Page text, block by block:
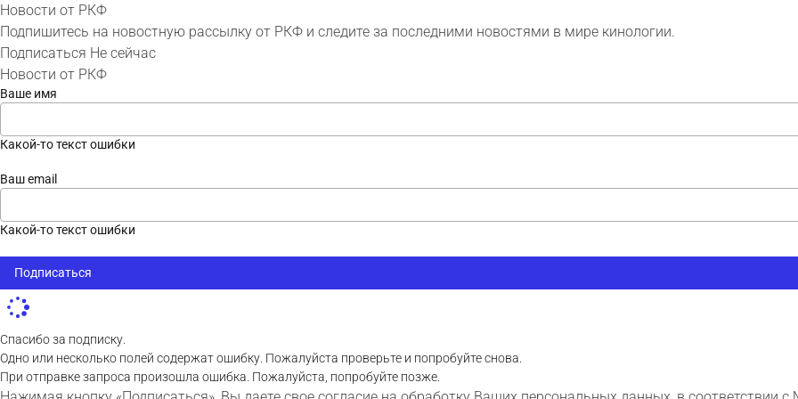
Новости от РКФ
Подпишитесь на новостную рассылку от РКФ и следите за последними новостями в мире кинологии.
Подписаться Не сейчас
Новости от РКФ
Ваше имя
Какой-то текст ошибки
Ваш email
Какой-то текст ошибки
Подписаться
Спасибо за подписку.
Одно или несколько полей содержат ошибку. Пожалуйста проверьте и попробуйте снова.
При отправке запроса произошла ошибка. Пожалуйста, попробуйте позже.